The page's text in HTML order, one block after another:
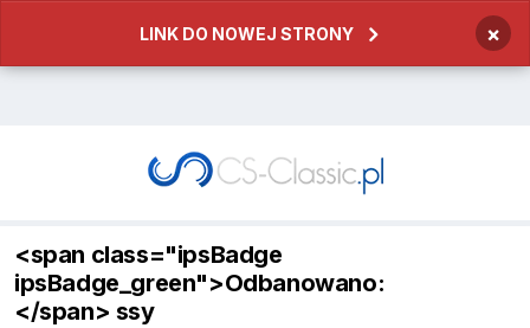
LINK DO NOWEJ STRONY ×
<span class="ipsBadge
ipsBadge_green">Odbanowano:
</span> ssy